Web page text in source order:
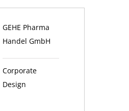
GEHE Pharma
Handel GmbH
Corporate
Design